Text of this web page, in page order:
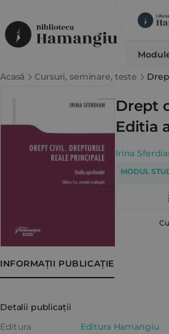
Acasă Cursuri, seminare, teste
Drept
Editia
Irina
MODUL
INFORMAȚII PUBLICAȚIE
Detalii publicații
Editura
Editura Hamangiu